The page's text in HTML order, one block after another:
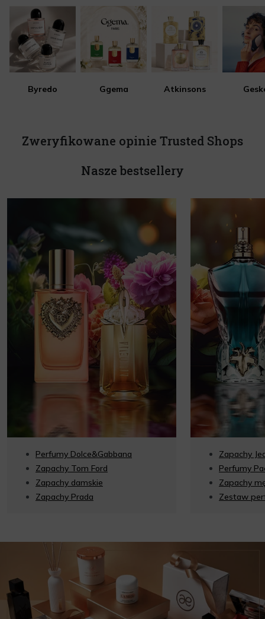
Byredo Ggema Atkinsons
Zweryfikowane opinie Trusted Shops
Nasze bestsellery
Perfumy Dolce&Gabbana
Zapachy Tom Ford
Zapachy damskie
Zapachy Prada
Zapachy
Perfumy
Zapachy
Zestaw